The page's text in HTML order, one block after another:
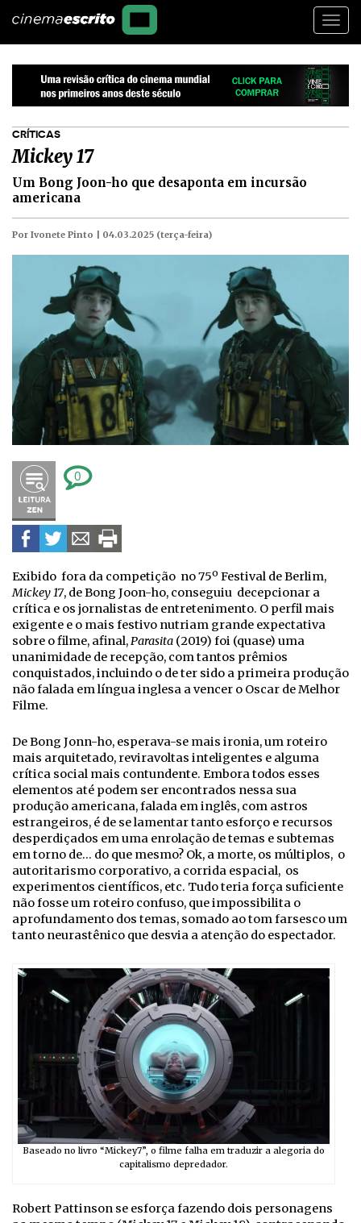
CRÍTICAS
Mickey 17
Um Bong Joon-ho que desaponta em incursão
americana
Por Ivonete Pinto | 04.03.2025 (terça-feira)
0
Exibido fora da competição no 75º Festival de Berlim,
Mickey 17, de Bong Joon-ho, conseguiu decepcionar a
crítica e os jornalistas de entretenimento. O perfil mais
exigente e o mais festivo nutriam grande expectativa
sobre o filme, afinal,Parasita (2019) foi (quase) uma
unanimidade de recepção, com tantos prêmios
conquistados, incluindo o de ter sido a primeira produção
não falada em língua inglesa a vencer o Oscar de Melhor
Filme.
De Bong Jonn-ho, esperava-se mais ironia, um roteiro
mais arquitetado, reviravoltas inteligentes e alguma
crítica social mais contundente. Embora todos esses
elementos até podem ser encontrados nessa sua
produção americana, falada em inglês, com astros
estrangeiros, é de se lamentar tanto esforço e recursos
desperdiçados em uma enrolação de temas e subtemas
em torno de… do que mesmo? Ok, a morte, os múltiplos, o
autoritarismo corporativo, a corrida espacial, os
experimentos científicos, etc. Tudo teria força suficiente
não fosse um roteiro confuso, que impossibilita o
aprofundamento dos temas, somado ao tom farsesco um
tanto neurastênico que desvia a atenção do espectador.
Baseado no livro “Mickey7”, o filme falha em traduzir a alegoria do
capitalismo depredador.
Robert Pattinson se esforça fazendo dois personagens